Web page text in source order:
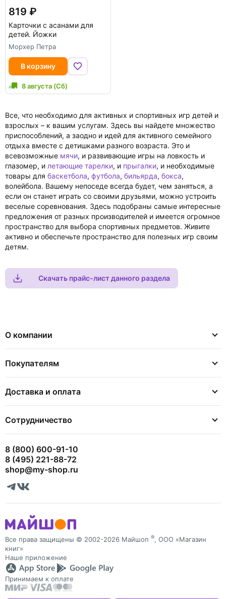
819
Карточки с асанами для
детей. Йожки
Морхер Петра
В корзину
8 августа (Сб)
Все, что необходимо для активных и спортивных игр детей и
взрослых – к вашим услугам. Здесь вы найдете множество
приспособлений, а заодно и идей для активного семейного
отдыха вместе с детишками разного возраста. Это и
всевозможные мячи, и развивающие игры на ловкость и
глазомер, и летающие тарелки, и прыгалки, и необходимые
товары для баскетбола, футбола, бильярда, бокса,
волейбола. Вашему непоседе всегда будет, чем заняться, а
если он станет играть со своими друзьями, можно устроить
веселые соревнования. Здесь подобраны самые интересные
предложения от разных производителей и имеется огромное
пространство для выбора спортивных предметов. Живите
активно и обеспечьте пространство для полезных игр своим
детям.
Скачать прайс-лист данного раздела
О компании
Покупателям
Доставка и оплата
Сотрудничество
8 (800) 600-91-10
8 (495) 221-88-72
shop@my-shop.ru
Все права защищены © 2002-2026 Майшоп ®, ООО «Магазин
книг»
Наше приложение
Принимаем к оплате